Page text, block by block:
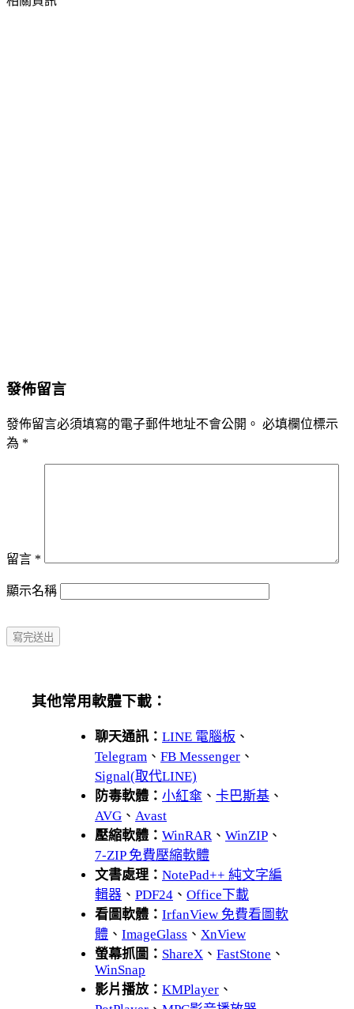
發佈留言
發佈留言必須填寫的電子郵件地址不會公開。 必填欄位標示
為 *
留言 *
顯示名稱
其他常用軟體下載：
聊天通訊： LINE 電腦板 、
Telegram 、 FB Messenger 、
Signal(取代LINE)
防毒軟體： 小紅傘 、 卡巴斯基 、
AVG 、 Avast
壓縮軟體： WinRAR 、 WinZIP 、
7-ZIP 免費壓縮軟體
文書處理： NotePad++ 純文字編
輯器 、 PDF24 、 Office下載
看圖軟體： IrfanView 免費看圖軟
體 、 ImageGlass 、 XnView
螢幕抓圖： ShareX 、 FastStone 、
WinSnap
影片播放： KMPlayer 、